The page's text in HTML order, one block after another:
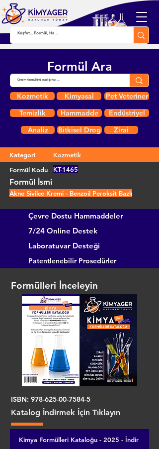
Formül Ara
Kozmetik Kimyasal
Pet Veteriner
Temizlik
Hammadde
Endüstriyel
Analiz
Bitkisel Drog Zirai
Kategori
Kozmetik
Formül Kodu
KT-1465
Formül İsmi
Akne Sivilce Kremi - Benzoil Peroksit Bazlı
Çevre Dostu Hammaddeler
7/24 Online Destek
Laboratuvar Desteği
Patentlenebilir Prosedürler
Formülleri İnceleyin
ISBN: 978-625-00-7584-5
Katalog İndirmek İçin Tıklayın
Kimya Formülleri Kataloğu - 2025 - İndir